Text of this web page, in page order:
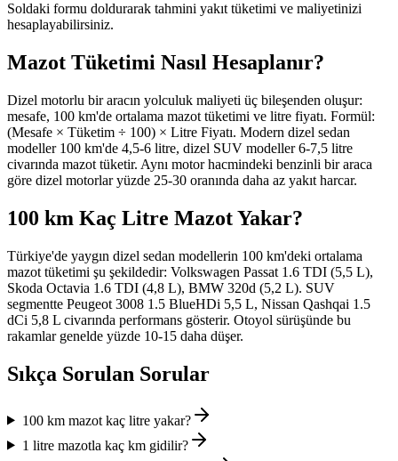
Soldaki formu doldurarak tahmini yakıt tüketimi ve maliyetinizi
hesaplayabilirsiniz.
Mazot Tüketimi Nasıl Hesaplanır?
Dizel motorlu bir aracın yolculuk maliyeti üç bileşenden oluşur:
mesafe, 100 km'de ortalama mazot tüketimi ve litre fiyatı. Formül:
(Mesafe × Tüketim ÷ 100) × Litre Fiyatı. Modern dizel sedan
modeller 100 km'de 4,5-6 litre, dizel SUV modeller 6-7,5 litre
civarında mazot tüketir. Aynı motor hacmindeki benzinli bir araca
göre dizel motorlar yüzde 25-30 oranında daha az yakıt harcar.
100 km Kaç Litre Mazot Yakar?
Türkiye'de yaygın dizel sedan modellerin 100 km'deki ortalama
mazot tüketimi şu şekildedir: Volkswagen Passat 1.6 TDI (5,5 L),
Skoda Octavia 1.6 TDI (4,8 L), BMW 320d (5,2 L). SUV
segmentte Peugeot 3008 1.5 BlueHDi 5,5 L, Nissan Qashqai 1.5
dCi 5,8 L civarında performans gösterir. Otoyol sürüşünde bu
rakamlar genelde yüzde 10-15 daha düşer.
Sıkça Sorulan Sorular
100 km mazot kaç litre yakar?
1 litre mazotla kaç km gidilir?